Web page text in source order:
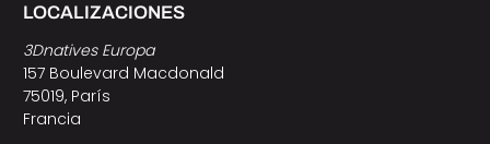
LOCALIZACIONES
3Dnatives Europa
157 Boulevard Macdonald
75019, París
Francia